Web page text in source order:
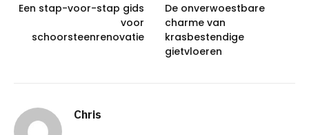
Een stap-voor-stap gids
voor
schoorsteenrenovatie
De onverwoestbare
charme van
krasbestendige
gietvloeren
Chris